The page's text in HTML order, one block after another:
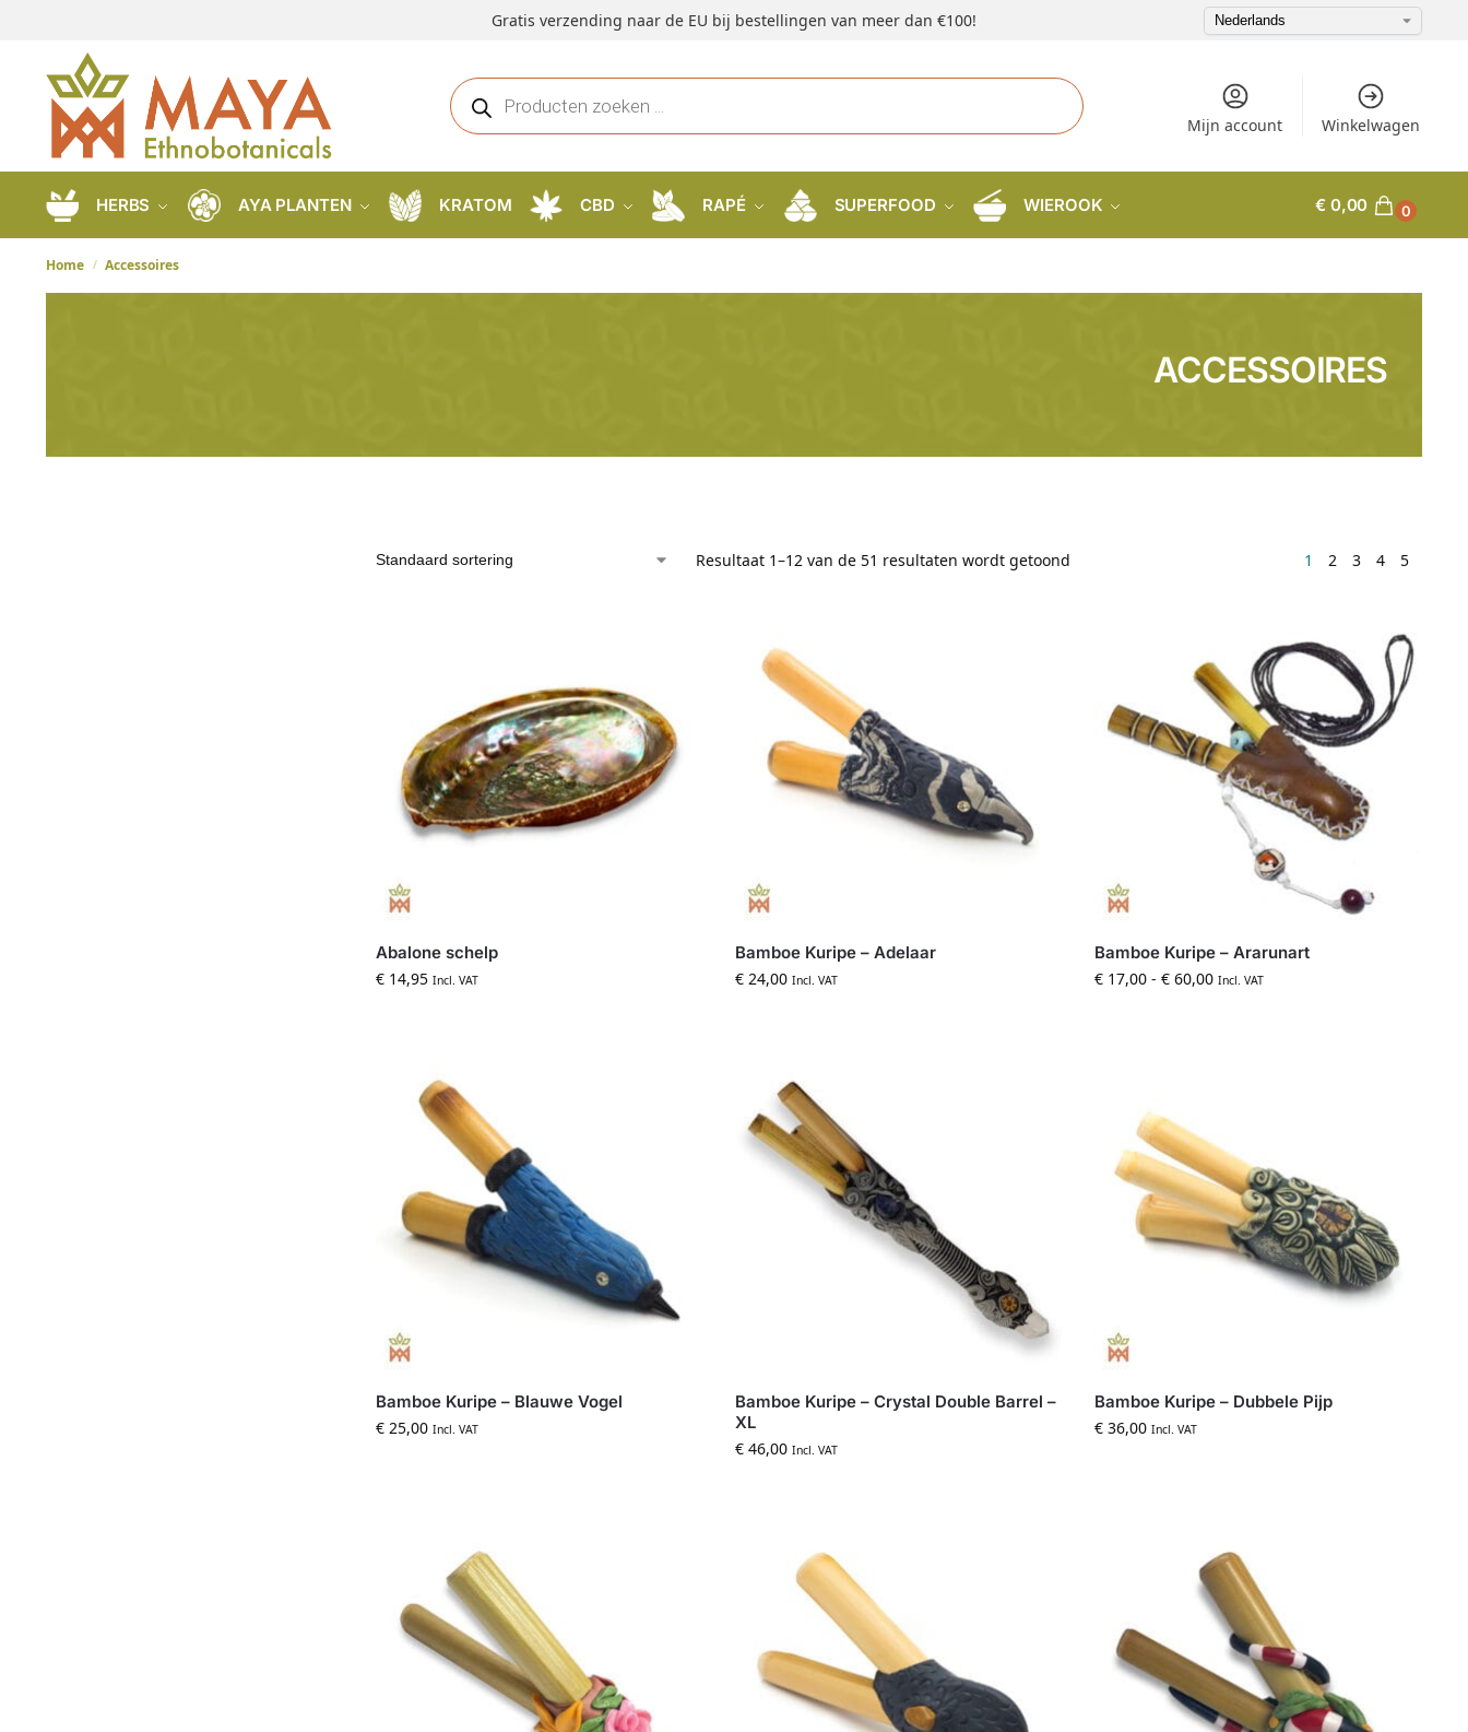
Gratis verzending naar de EU bij bestellingen van meer dan €100!
Mijn account Winkelwagen
HERBS AYA PLANTEN KRATOM CBD RAPÉ SUPERFOOD WIEROOK € 0,00 0
Home / Accessoires
ACCESSOIRES
Resultaat 1–12 van de 51 resultaten wordt getoond 1 2 3 4 5
Abalone schelp
€ 14,95 Incl. VAT
Bamboe Kuripe – Adelaar
€ 24,00 Incl. VAT
Bamboe Kuripe – Ararunart
€ 17,00 - € 60,00 Incl. VAT
Bamboe Kuripe – Blauwe Vogel
€ 25,00 Incl. VAT
Bamboe Kuripe – Crystal Double Barrel –
XL
€ 46,00 Incl. VAT
Bamboe Kuripe – Dubbele Pijp
€ 36,00 Incl. VAT